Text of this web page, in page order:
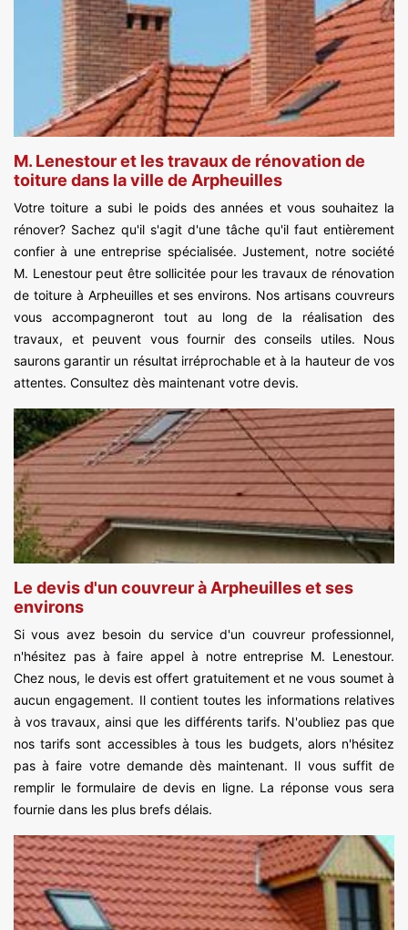
M. Lenestour et les travaux de rénovation de
toiture dans la ville de Arpheuilles
Votre toiture a subi le poids des années et vous souhaitez la
rénover? Sachez qu'il s'agit d'une tâche qu'il faut entièrement
confier à une entreprise spécialisée. Justement, notre société
M. Lenestour peut être sollicitée pour les travaux de rénovation
de toiture à Arpheuilles et ses environs. Nos artisans couvreurs
vous accompagneront tout au long de la réalisation des
travaux, et peuvent vous fournir des conseils utiles. Nous
saurons garantir un résultat irréprochable et à la hauteur de vos
attentes. Consultez dès maintenant votre devis.
Le devis d'un couvreur à Arpheuilles et ses
environs
Si vous avez besoin du service d'un couvreur professionnel,
n'hésitez pas à faire appel à notre entreprise M. Lenestour.
Chez nous, le devis est offert gratuitement et ne vous soumet à
aucun engagement. Il contient toutes les informations relatives
à vos travaux, ainsi que les différents tarifs. N'oubliez pas que
nos tarifs sont accessibles à tous les budgets, alors n'hésitez
pas à faire votre demande dès maintenant. Il vous suffit de
remplir le formulaire de devis en ligne. La réponse vous sera
fournie dans les plus brefs délais.